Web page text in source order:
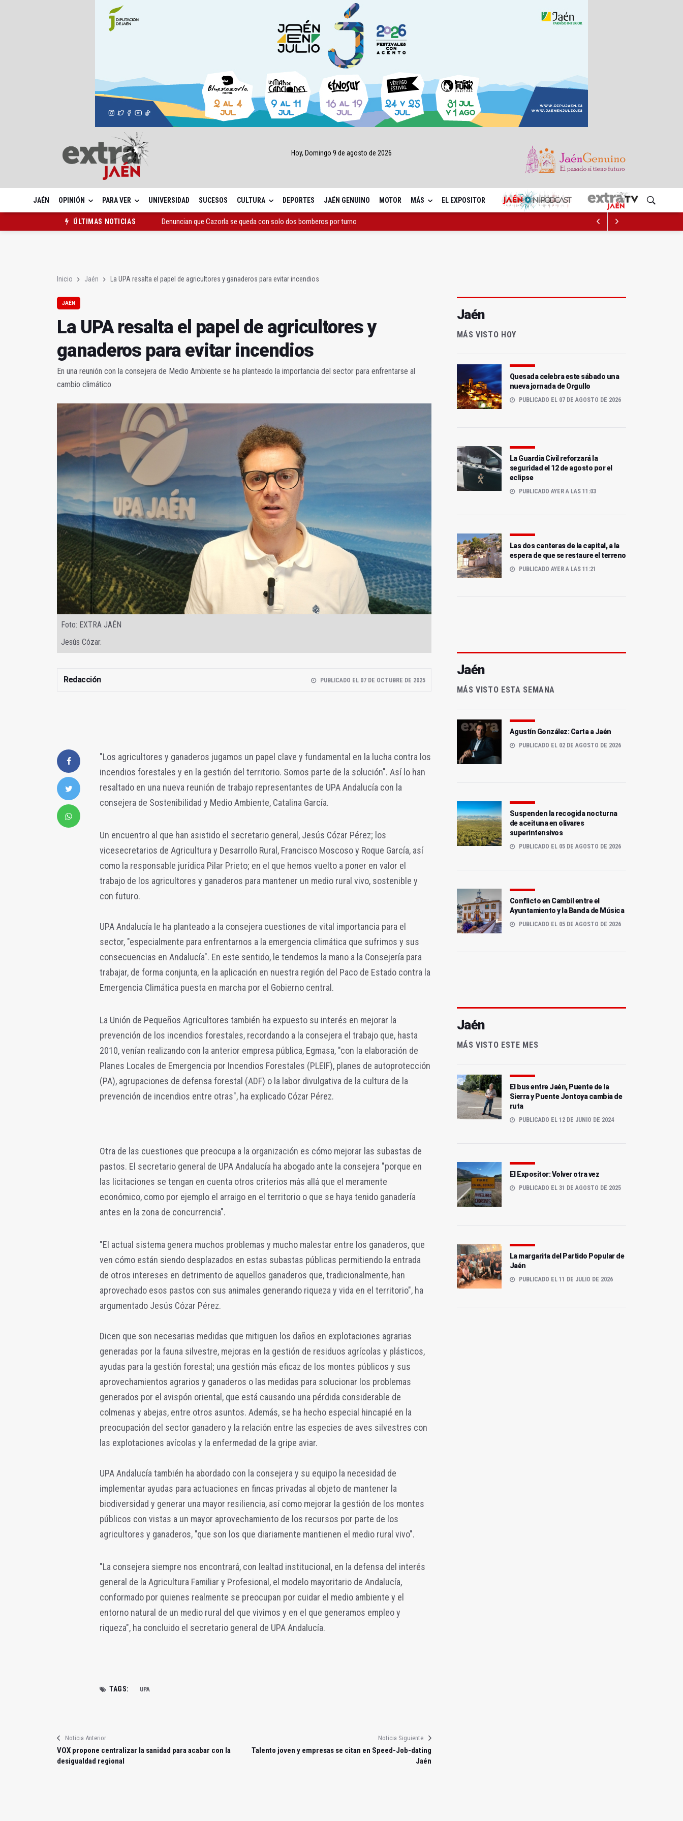
Hoy, Domingo 9 de agosto de 2026
JAÉN OPINIÓN PARA VER UNIVERSIDAD SUCESOS CULTURA DEPORTES JAÉN GENUINO MOTOR MÁS EL EXPOSITOR
ÚLTIMAS NOTICIAS
Denuncian que Cazorla se queda con solo dos bomberos por turno
Inicio Jaén La UPA resalta el papel de agricultores y ganaderos para evitar incendios
JAÉN
La UPA resalta el papel de agricultores y
ganaderos para evitar incendios
En una reunión con la consejera de Medio Ambiente se ha planteado la importancia del sector para enfrentarse al
cambio climático
Foto: EXTRA JAÉN
Jesús Cózar.
Redacción PUBLICADO EL 07 DE OCTUBRE DE 2025
"Los agricultores y ganaderos jugamos un papel clave y fundamental en la lucha contra los
incendios forestales y en la gestión del territorio. Somos parte de la solución". Así lo han
resaltado en una nueva reunión de trabajo representantes de UPA Andalucía con la
consejera de Sostenibilidad y Medio Ambiente, Catalina García.
Un encuentro al que han asistido el secretario general, Jesús Cózar Pérez; los
vicesecretarios de Agricultura y Desarrollo Rural, Francisco Moscoso y Roque García, así
como la responsable jurídica Pilar Prieto; en el que hemos vuelto a poner en valor el
trabajo de los agricultores y ganaderos para mantener un medio rural vivo, sostenible y
con futuro.
UPA Andalucía le ha planteado a la consejera cuestiones de vital importancia para el
sector, "especialmente para enfrentarnos a la emergencia climática que sufrimos y sus
consecuencias en Andalucía". En este sentido, le tendemos la mano a la Consejería para
trabajar, de forma conjunta, en la aplicación en nuestra región del Paco de Estado contra la
Emergencia Climática puesta en marcha por el Gobierno central.
La Unión de Pequeños Agricultores también ha expuesto su interés en mejorar la
prevención de los incendios forestales, recordando a la consejera el trabajo que, hasta
2010, venían realizando con la anterior empresa pública, Egmasa, "con la elaboración de
Planes Locales de Emergencia por Incendios Forestales (PLEIF), planes de autoprotección
(PA), agrupaciones de defensa forestal (ADF) o la labor divulgativa de la cultura de la
prevención de incendios entre otras", ha explicado Cózar Pérez.
Otra de las cuestiones que preocupa a la organización es cómo mejorar las subastas de
pastos. El secretario general de UPA Andalucía ha abogado ante la consejera "porque en
las licitaciones se tengan en cuenta otros criterios más allá que el meramente
económico, como por ejemplo el arraigo en el territorio o que se haya tenido ganadería
antes en la zona de concurrencia".
"El actual sistema genera muchos problemas y mucho malestar entre los ganaderos, que
ven cómo están siendo desplazados en estas subastas públicas permitiendo la entrada
de otros intereses en detrimento de aquellos ganaderos que, tradicionalmente, han
aprovechado esos pastos con sus animales generando riqueza y vida en el territorio", ha
argumentado Jesús Cózar Pérez.
Dicen que son necesarias medidas que mitiguen los daños en explotaciones agrarias
generadas por la fauna silvestre, mejoras en la gestión de residuos agrícolas y plásticos,
ayudas para la gestión forestal; una gestión más eficaz de los montes públicos y sus
aprovechamientos agrarios y ganaderos o las medidas para solucionar los problemas
generados por el avispón oriental, que está causando una pérdida considerable de
colmenas y abejas, entre otros asuntos. Además, se ha hecho especial hincapié en la
preocupación del sector ganadero y la relación entre las especies de aves silvestres con
las explotaciones avícolas y la enfermedad de la gripe aviar.
UPA Andalucía también ha abordado con la consejera y su equipo la necesidad de
implementar ayudas para actuaciones en fincas privadas al objeto de mantener la
biodiversidad y generar una mayor resiliencia, así como mejorar la gestión de los montes
públicos con vistas a un mayor aprovechamiento de los recursos por parte de los
agricultores y ganaderos, "que son los que diariamente mantienen el medio rural vivo".
"La consejera siempre nos encontrará, con lealtad institucional, en la defensa del interés
general de la Agricultura Familiar y Profesional, el modelo mayoritario de Andalucía,
conformado por quienes realmente se preocupan por cuidar el medio ambiente y el
entorno natural de un medio rural del que vivimos y en el que generamos empleo y
riqueza", ha concluido el secretario general de UPA Andalucía.
TAGS: UPA
Noticia Anterior
VOX propone centralizar la sanidad para acabar con la
desigualdad regional
Noticia Siguiente
Talento joven y empresas se citan en Speed-Job-dating
Jaén
Jaén
MÁS VISTO HOY
Quesada celebra este sábado una
nueva jornada de Orgullo
PUBLICADO EL 07 DE AGOSTO DE 2026
La Guardia Civil reforzará la
seguridad el 12 de agosto por el
eclipse
PUBLICADO AYER A LAS 11:03
Las dos canteras de la capital, a la
espera de que se restaure el terreno
PUBLICADO AYER A LAS 11:21
Jaén
MÁS VISTO ESTA SEMANA
Agustín González: Carta a Jaén
PUBLICADO EL 02 DE AGOSTO DE 2026
Suspenden la recogida nocturna
de aceituna en olivares
superintensivos
PUBLICADO EL 05 DE AGOSTO DE 2026
Conflicto en Cambil entre el
Ayuntamiento y la Banda de Música
PUBLICADO EL 05 DE AGOSTO DE 2026
Jaén
MÁS VISTO ESTE MES
El bus entre Jaén, Puente de la
Sierra y Puente Jontoya cambia de
ruta
PUBLICADO EL 12 DE JUNIO DE 2024
El Expositor: Volver otra vez
PUBLICADO EL 31 DE AGOSTO DE 2025
La margarita del Partido Popular de
Jaén
PUBLICADO EL 11 DE JULIO DE 2026